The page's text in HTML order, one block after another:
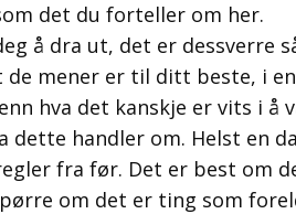
det du forteller om her.
å dra ut, det er dessverre
mener er til ditt beste, i
hva det kanskje er vits i å
dette handler om. Helst en
fra før. Det er best om
om det er ting som